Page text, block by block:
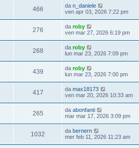
466 da n_daniele
ven apr 03, 2026 7:22 pm
276 da roby
ven mar 27, 2026 6:19 pm
268 da roby
lun mar 23, 2026 7:09 pm
439 da roby
lun mar 23, 2026 7:00 pm
417 da max18173
ven mar 20, 2026 10:33 am
265 da abonfanti
mar mar 17, 2026 3:09 pm
1032 da bernern
mer feb 11, 2026 11:23 am